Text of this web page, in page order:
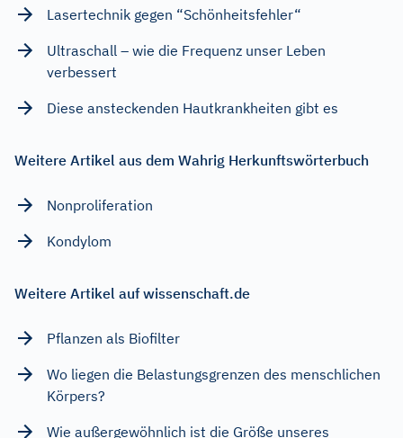
Lasertechnik gegen “Schönheitsfehler“
Ultraschall – wie die Frequenz unser Leben
verbessert
Diese ansteckenden Hautkrankheiten gibt es
Weitere Artikel aus dem Wahrig Herkunftswörterbuch
Nonproliferation
Kondylom
Weitere Artikel auf wissenschaft.de
Pflanzen als Biofilter
Wo liegen die Belastungsgrenzen des menschlichen
Körpers?
Wie außergewöhnlich ist die Größe unseres